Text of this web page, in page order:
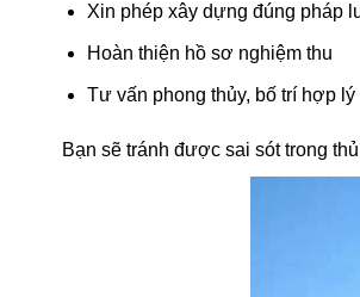
Xin phép xây dựng đúng pháp
Hoàn thiện hồ sơ nghiệm thu
Tư vấn phong thủy, bố trí hợp lý
Bạn sẽ tránh được sai sót trong